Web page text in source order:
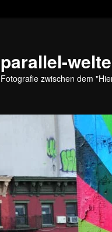
parallel-
Fotografie zwischen dem